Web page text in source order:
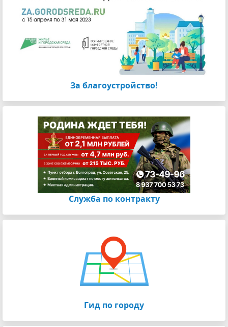
За благоустройство!
Cлужба по контракту
Гид по городу